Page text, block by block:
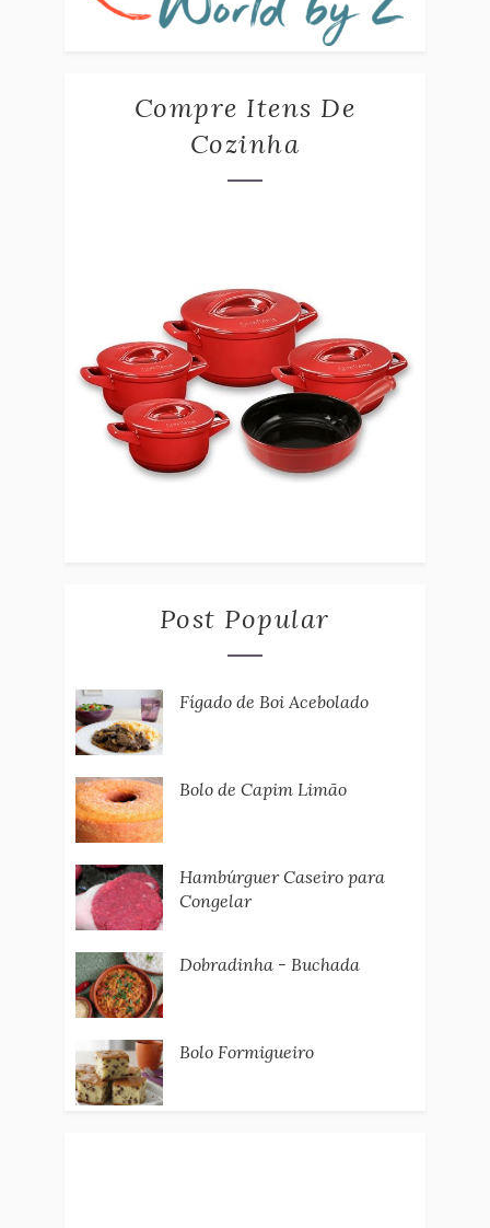
Compre Itens De
Cozinha
Post Popular
Fígado de Boi Acebolado
Bolo de Capim Limão
Hambúrguer Caseiro para
Congelar
Dobradinha - Buchada
Bolo Formigueiro